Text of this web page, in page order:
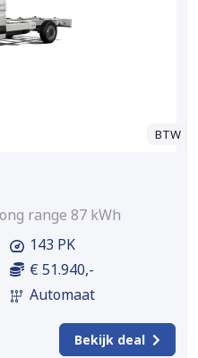
BTW
range 87 kWh
143 PK
€ 51.940,-
Automaat
Bekijk deal